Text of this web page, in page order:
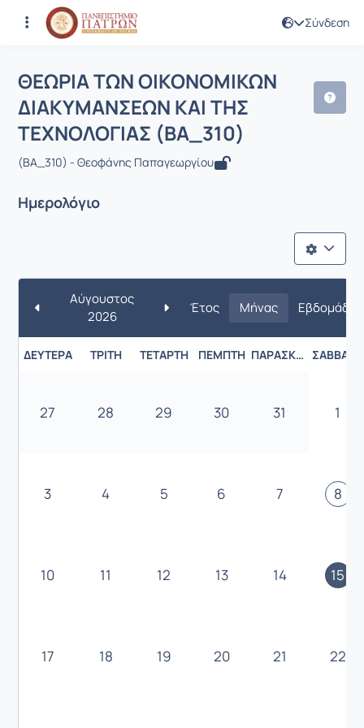
Σύνδεση
Μάθημα : ΘΕΩΡΙΑ ΤΩΝ
Κωδικός : BMA660
ΘΕΩΡΙΑ ΤΩΝ ΟΙΚΟΝΟΜΙΚΩΝ
ΔΙΑΚΥΜΑΝΣΕΩΝ ΚΑΙ ΤΗΣ
ΤΕΧΝΟΛΟΓΙΑΣ (BA_310)
(BA_310) - Θεοφάνης Παπαγεωργίου
Ημερολόγιο
Αύγουστος
2026
Έτος Μήνας Εβδομάδα
ΔΕΥΤΈΡΑ ΤΡΊΤΗ ΤΕΤΆΡΤΗ ΠΈΜΠΤΗ ΠΑΡΑΣΚΕΥΉ ΣΆΒΒΑΤΟ
27 28 29 30 31 1
3 4 5 6 7 8
10 11 12 13 14 15
17 18 19 20 21 22